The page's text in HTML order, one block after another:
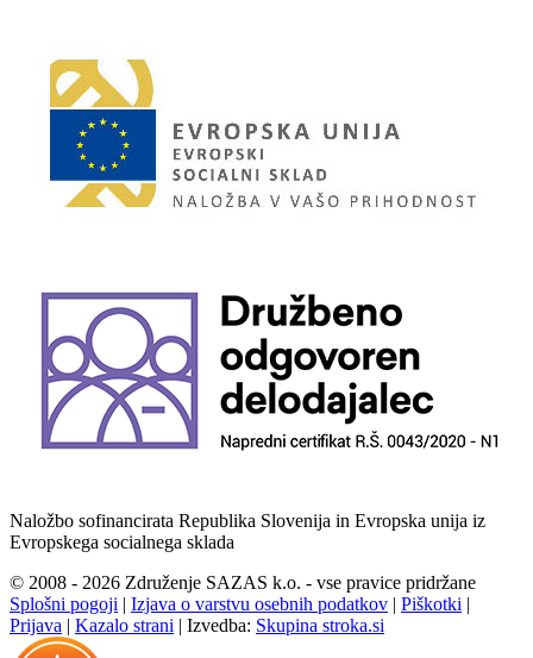
Naložbo sofinancirata Republika Slovenija in Evropska unija iz
Evropskega socialnega sklada
© 2008 - 2026 Združenje SAZAS k.o. - vse pravice pridržane
Splošni pogoji | Izjava o varstvu osebnih podatkov | Piškotki |
Prijava | Kazalo strani | Izvedba: Skupina stroka.si